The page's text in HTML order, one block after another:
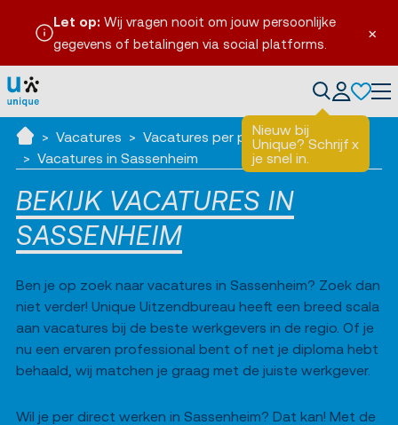
×
Let op: Wij vragen nooit om jouw persoonlijke
gegevens of betalingen via social platforms.
Nieuw bij
Unique? Schrijf
je snel in.
x
Ik zoek werk
Vacatures
Vacatures per plaats
Vacatures in Sassenheim
BEKIJK VACATURES IN
SASSENHEIM
Ben je op zoek naar vacatures in Sassenheim? Zoek dan
niet verder! Unique Uitzendbureau heeft een breed scala
aan vacatures bij de beste werkgevers in de regio. Of je
nu een ervaren professional bent of net je diploma hebt
behaald, wij matchen je graag met de juiste werkgever.
Wil je per direct werken in Sassenheim? Dat kan! Met de